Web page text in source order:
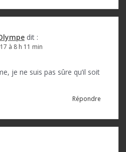
dit :
à 8 h 11 min
je ne suis pas sûre qu’il soit
Répondre